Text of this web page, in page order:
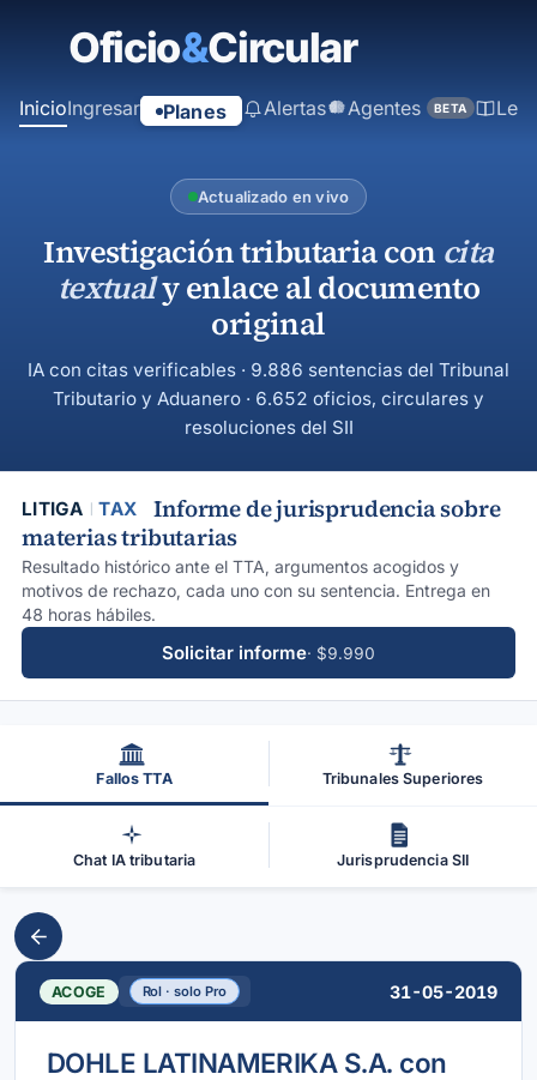
principal
InicioIngresar Planes Alertas Agentes BETA
Actualizado en vivo
Investigación tributaria con cita
textualy enlace al documento
original
IA con citas verificables · 9.886 sentencias del Tribunal
Tributario y Aduanero · 6.652 oficios, circulares y
resoluciones del SII
LITIGA TAX
Informe de jurisprudencia sobre
materias tributarias
Resultado histórico ante el TTA, argumentos acogidos y
motivos de rechazo, cada uno con su sentencia. Entrega en
48 horas hábiles.
Solicitar informe· $9.990
Fallos TTA Tribunales Superiores
Chat IA tributaria Jurisprudencia SII
ACOGE Rol · solo Pro 31-05-2019
DOHLE LATINAMERIKA S.A. con